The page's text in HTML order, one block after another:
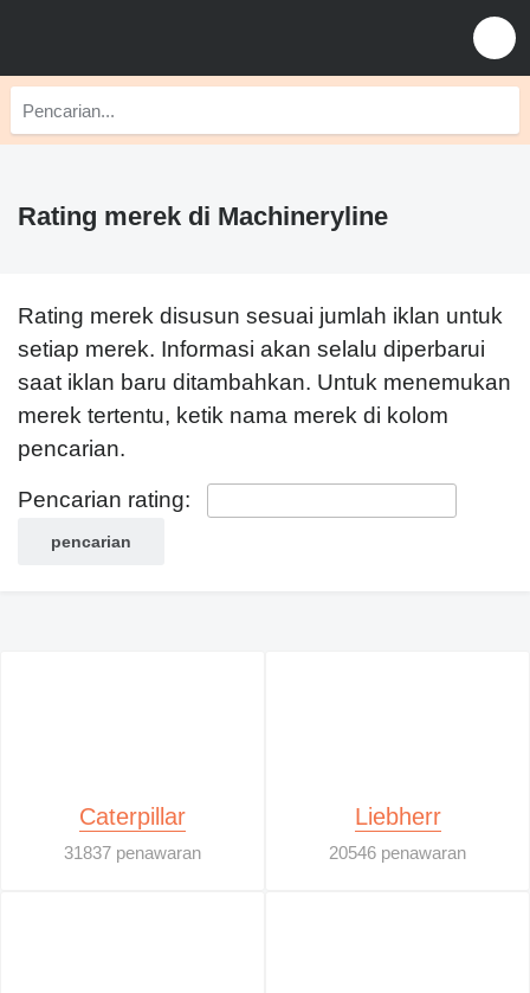
Rating merek di Machineryline
Rating merek disusun sesuai jumlah iklan untuk
setiap merek. Informasi akan selalu diperbarui
saat iklan baru ditambahkan. Untuk menemukan
merek tertentu, ketik nama merek di kolom
pencarian.
Pencarian rating:
Caterpillar
31837 penawaran
Liebherr
20546 penawaran